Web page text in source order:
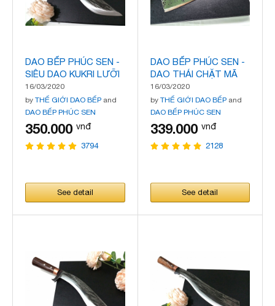
DAO BẾP PHÚC SEN -
SIÊU DAO KUKRI LƯỠI
30 CHẶT ĐI RỪNG MÃ
N23
16/03/2020
by THẾ GIỚI DAO BẾP and
DAO BẾP PHÚC SEN
350.000 vnđ
3794
See detail
DAO BẾP PHÚC SEN -
DAO THÁI CHẶT MÃ
N26
16/03/2020
by THẾ GIỚI DAO BẾPand
DAO BẾP PHÚC SEN
339.000 vnđ
2128
See detail